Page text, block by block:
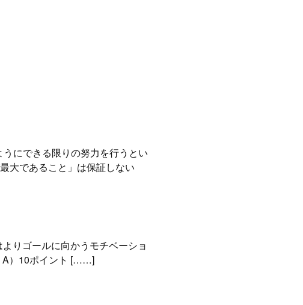
にできる限りの努力を行うとい
大であること」は保証しない
りゴールに向かうモチベーショ
A）10ポイント [……]